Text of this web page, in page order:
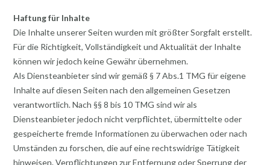
Haftung für Inhalte
Die Inhalte unserer Seiten wurden mit größter Sorgfalt erstellt.
Für die Richtigkeit, Vollständigkeit und Aktualität der Inhalte
können wir jedoch keine Gewähr übernehmen.
Als Diensteanbieter sind wir gemäß § 7 Abs.1 TMG für eigene
Inhalte auf diesen Seiten nach den allgemeinen Gesetzen
verantwortlich. Nach §§ 8 bis 10 TMG sind wir als
Diensteanbieter jedoch nicht verpflichtet, übermittelte oder
gespeicherte fremde Informationen zu überwachen oder nach
Umständen zu forschen, die auf eine rechtswidrige Tätigkeit
hinweisen. Verpflichtungen zur Entfernung oder Sperrung der